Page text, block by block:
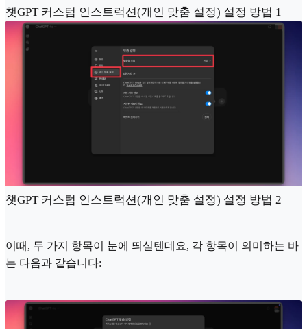
챗GPT 커스텀 인스트럭션(개인 맞춤 설정) 설정 방법 1
챗GPT 커스텀 인스트럭션(개인 맞춤 설정) 설정 방법 2
이때, 두 가지 항목이 눈에 띄실텐데요, 각 항목이 의미하는 바
는 다음과 같습니다: